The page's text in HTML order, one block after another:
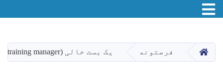
دانګل
Toggle navigation
HOME فرصتونه یک بست خالی (training manager)